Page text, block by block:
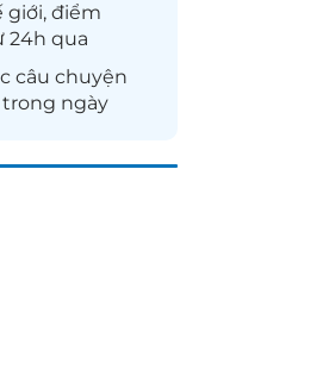
giới, điểm
24h qua
câu chuyện
ngày